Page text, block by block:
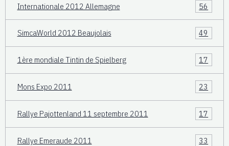
Internationale 2012 Allemagne 56
SimcaWorld 2012 Beaujolais 49
1ère mondiale Tintin de Spielberg 17
Mons Expo 2011 23
Rallye Pajottenland 11 septembre 2011 17
Rallye Emeraude 2011 33